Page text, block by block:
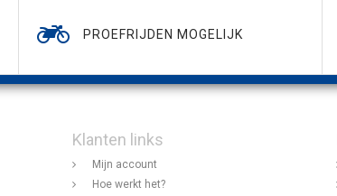
PROEFRIJDEN MOGELIJK
Klanten links
Mijn account
Hoe werkt het?